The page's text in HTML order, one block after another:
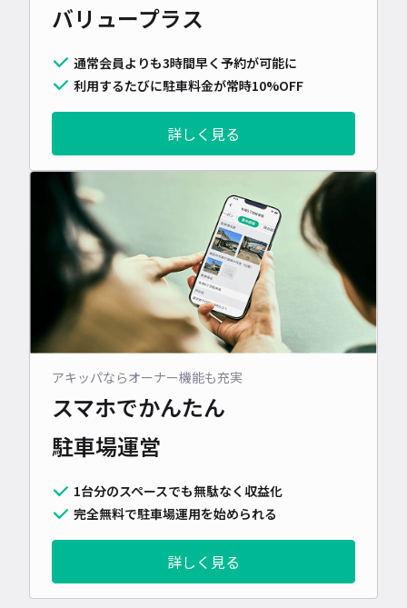
バリュープラス
通常会員よりも3時間早く予約が可能に
利用するたびに駐車料金が常時10%OFF
詳しく見る
アキッパならオーナー機能も充実
スマホでかんたん
駐車場運営
1台分のスペースでも無駄なく収益化
完全無料で駐車場運用を始められる
詳しく見る